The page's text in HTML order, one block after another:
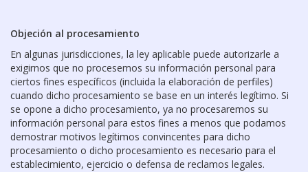
Objeción al procesamiento
En algunas jurisdicciones, la ley aplicable puede autorizarle a
exigirnos que no procesemos su información personal para
ciertos fines específicos (incluida la elaboración de perfiles)
cuando dicho procesamiento se base en un interés legítimo. Si
se opone a dicho procesamiento, ya no procesaremos su
información personal para estos fines a menos que podamos
demostrar motivos legítimos convincentes para dicho
procesamiento o dicho procesamiento es necesario para el
establecimiento, ejercicio o defensa de reclamos legales.